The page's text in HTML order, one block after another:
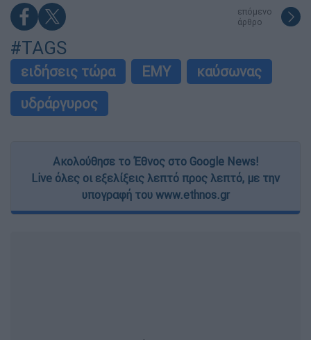
επόμενο
άρθρο
#TAGS
ειδήσεις τώρα ΕΜΥ
καύσωνας
υδράργυρος
Ακολούθησε το Έθνος στο Google News!
Live όλες οι εξελίξεις λεπτό προς λεπτό, με την
υπογραφή του www.ethnos.gr